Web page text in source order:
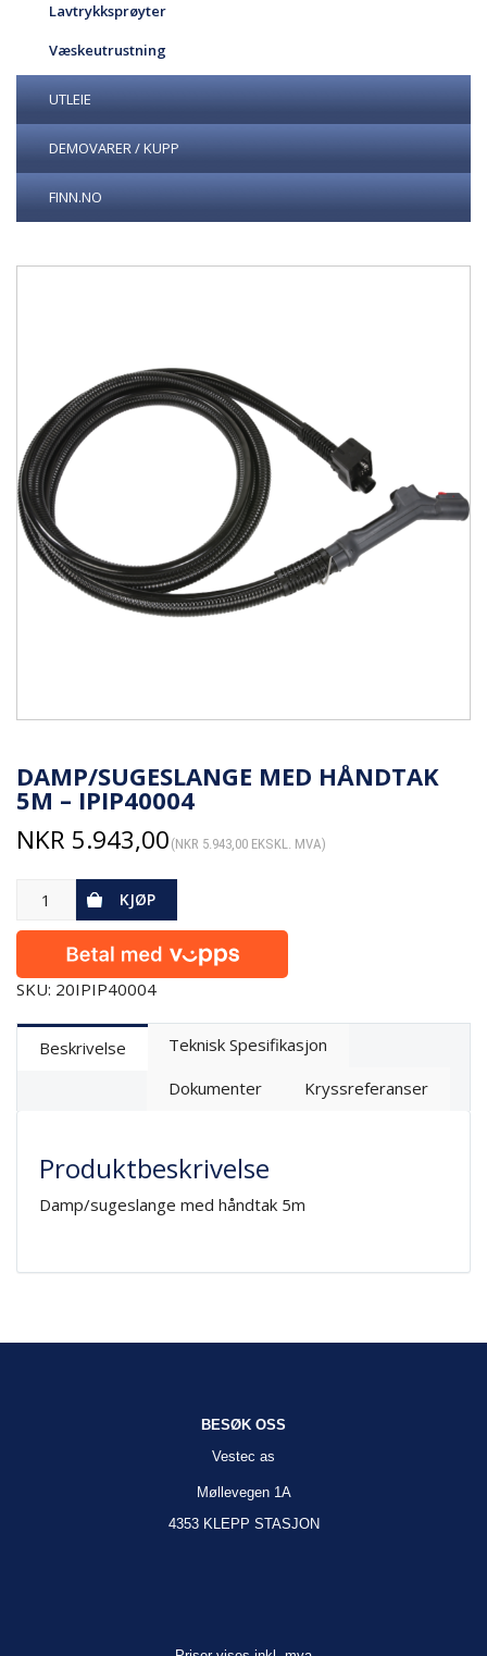
Lavtrykksprøyter
Væskeutrustning
UTLEIE
DEMOVARER / KUPP
FINN.NO
DAMP/SUGESLANGE MED HÅNDTAK
5M – IPIP40004
NKR 5.943,00 (NKR 5.943,00 EKSKL. MVA)
KJØP
SKU: 20IPIP40004
Beskrivelse
Teknisk Spesifikasjon
Dokumenter
Kryssreferanser
Produktbeskrivelse
Damp/sugeslange med håndtak 5m
BESØK OSS
Vestec as
Møllevegen 1A
4353 KLEPP STASJON